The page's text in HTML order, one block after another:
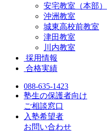
安宅教室（本部）
沖洲教室
城東高校前教室
津田教室
川内教室
採用情報
合格実績
088-635-1423
塾生の保護者向け
ご相談窓口
入塾希望者
お問い合わせ